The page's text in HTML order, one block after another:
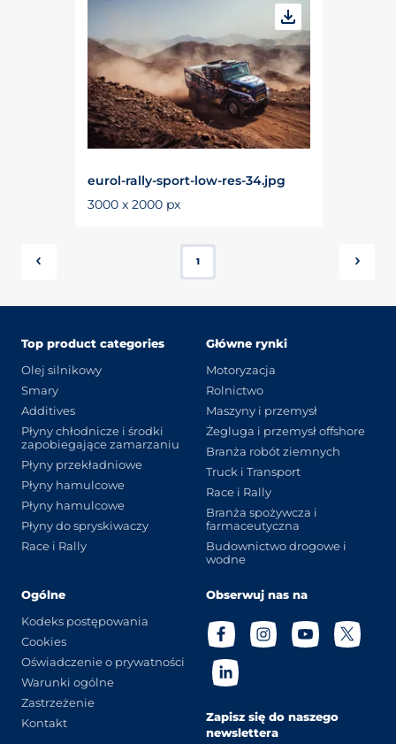
eurol-rally-sport-low-res-34.jpg
3000 x 2000 px
1
Top product categories
Olej silnikowy
Smary
Additives
Płyny chłodnicze i środki
zapobiegające zamarzaniu
Płyny przekładniowe
Płyny hamulcowe
Płyny hamulcowe
Płyny do spryskiwaczy
Race i Rally
Główne rynki
Motoryzacja
Rolnictwo
Maszyny i przemysł
Żegluga i przemysł offshore
Branża robót ziemnych
Truck i Transport
Race i Rally
Branża spożywcza i
farmaceutyczna
Budownictwo drogowe i
wodne
Ogólne
Kodeks postępowania
Cookies
Oświadczenie o prywatności
Warunki ogólne
Zastrzeżenie
Kontakt
Obserwuj nas na
Zapisz się do naszego
newslettera